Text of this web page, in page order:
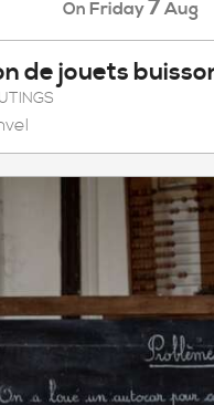
On Friday7Aug
de jouets